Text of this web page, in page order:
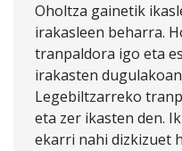
Oholtza gainetik
irakasleen beharra.
tranpaldora igo eta
irakasten
Legebiltzarreko
eta zer ikasten den.
ekarri nahi dizkizuet